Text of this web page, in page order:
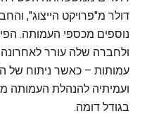
נוספים מכספי העמותה.
ולחברה שלה עורר לאחרונה
עמותות – כאשר ניתוח של
בגודל דומה.